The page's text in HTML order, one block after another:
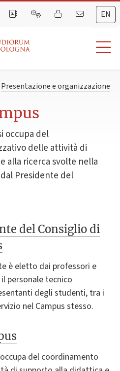
EN
Presentazione e organizzazione
occupa del
delle attività di
alla ricerca svolte nella
Presidente del
del Consiglio di
è eletto dai professori e
personale tecnico
degli studenti, tra i
nel Campus stesso.
del coordinamento